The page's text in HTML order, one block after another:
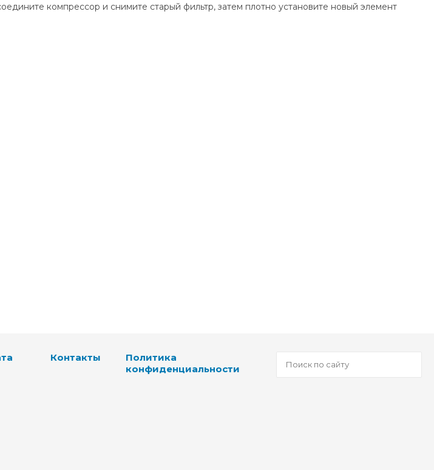
компрессор и снимите старый фильтр, затем плотно установите новый элемент
Контакты
Политика
конфиденциальности